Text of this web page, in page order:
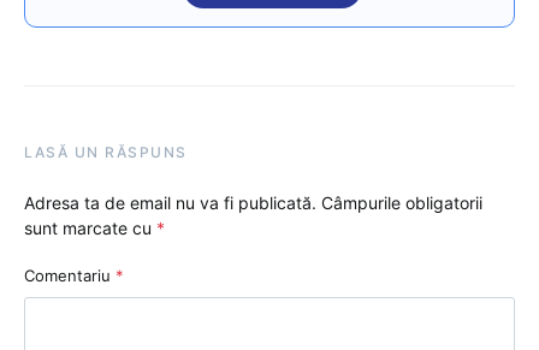
LASĂ UN RĂSPUNS
Adresa ta de email nu va fi publicată. Câmpurile obligatorii
sunt marcate cu *
Comentariu *